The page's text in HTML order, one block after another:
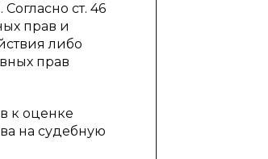
ст. 46
прав и
либо
прав
к оценке
на судебную